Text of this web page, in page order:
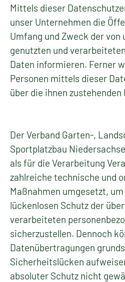
Mittels dieser
unser Unternehmen die
Umfang und Zweck der von
genutzten und
Daten informieren. Ferner
Personen mittels dieser
über die ihnen
Der Verband Garten-,
Sportplatzbau
als für die Verarbeitung
zahlreiche technische und
Maßnahmen umgesetzt,
lückenlosen Schutz der
verarbeiteten
sicherzustellen. Dennoch
Datenübertragungen
Sicherheitslücken
absoluter Schutz nicht